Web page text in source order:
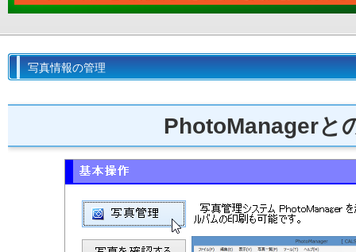
写真情報の管理
PhotoManagerと